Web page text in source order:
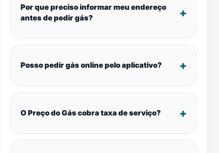
Por que preciso informar meu endereço
antes de pedir gás?
Posso pedir gás online pelo aplicativo?
O Preço do Gás cobra taxa de serviço?